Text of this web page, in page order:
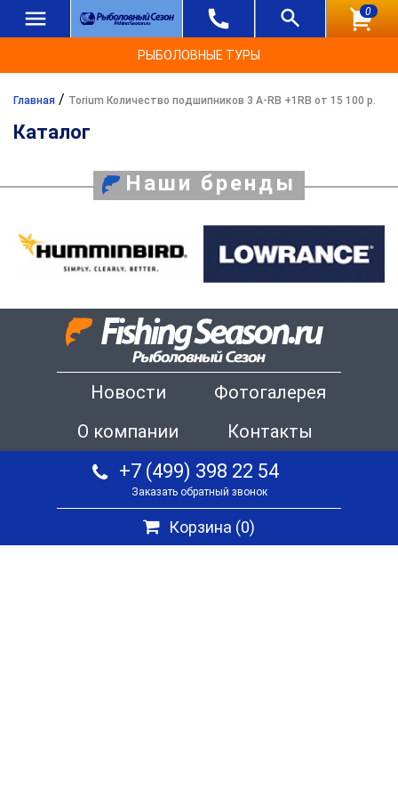
0
РЫБОЛОВНЫЕ ТУРЫ
Главная / Torium Количество подшипников 3 A-RB +1RB от 15 100 р.
Каталог
Наши бренды
Новости
Фотогалерея
О компании
Контакты
+7 (499) 398 22 54
Заказать обратный звонок
Корзина (0)